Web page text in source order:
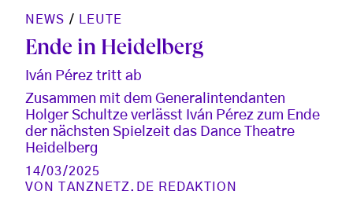
NEWS / LEUTE
Ende in Heidelberg
Iván Pérez tritt ab
Zusammen mit dem Generalintendanten
Holger Schultze verlässt Iván Pérez zum Ende
der nächsten Spielzeit das Dance Theatre
Heidelberg
14/03/2025
VON
TANZNETZ.DE REDAKTION